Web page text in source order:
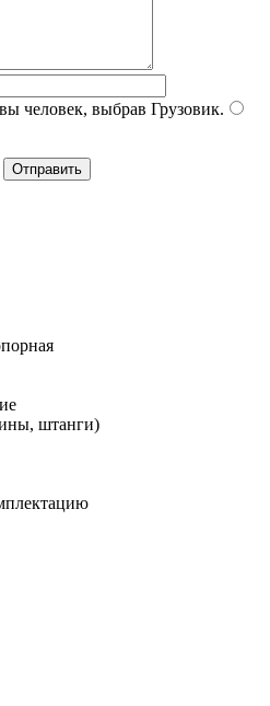
человек, выбрав Грузовик.
штанги)